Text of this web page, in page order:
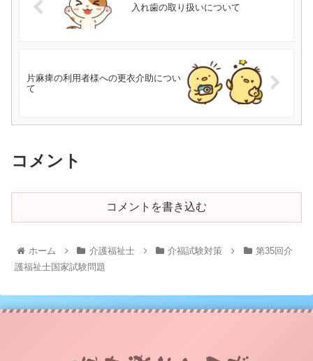
入れ歯の取り扱いについて
片麻痺の利用者様への更衣介助につい
て
コメント
コメントを書き込む
ホーム 介護福祉士 介福試験対策
第35回介
護福祉士国家試験問題